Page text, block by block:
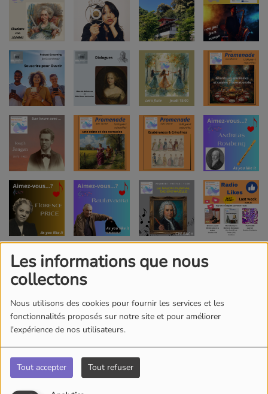
Les informations que nous
collectons
Nous utilisons des cookies pour fournir les services et les
fonctionnalités proposés sur notre site et pour améliorer
l'expérience de nos utilisateurs.
Tout accepter Tout refuser